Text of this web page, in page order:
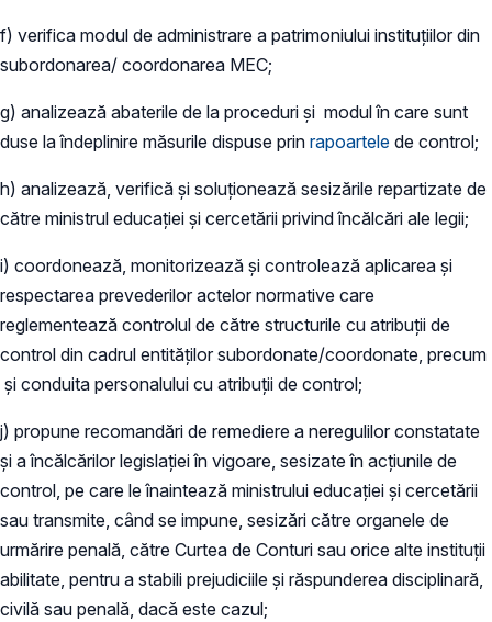
f) verifica modul de administrare a patrimoniului instituțiilor din
subordonarea/ coordonarea MEC;
g) analizează abaterile de la proceduri și modul în care sunt
duse la îndeplinire măsurile dispuse prin rapoartele de control;
h) analizează, verifică și soluționează sesizările repartizate de
către ministrul educației și cercetării privind încălcări ale legii;
i) coordonează, monitorizează și controlează aplicarea și
respectarea prevederilor actelor normative care
reglementează controlul de către structurile cu atribuții de
control din cadrul entităților subordonate/coordonate, precum
și conduita personalului cu atribuții de control;
j) propune recomandări de remediere a neregulilor constatate
și a încălcărilor legislației în vigoare, sesizate în acțiunile de
control, pe care le înaintează ministrului educației și cercetării
sau transmite, când se impune, sesizări către organele de
urmărire penală, către Curtea de Conturi sau orice alte instituții
abilitate, pentru a stabili prejudiciile și răspunderea disciplinară,
civilă sau penală, dacă este cazul;